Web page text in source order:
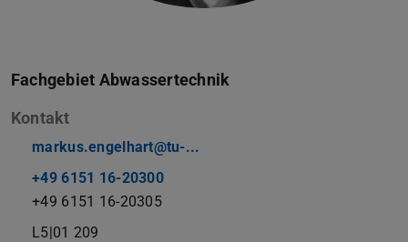
Fachgebiet Abwassertechnik
Kontakt
markus.engelhart@tu-...
+49 6151 16-20300
+49 6151 16-20305
L5|01 209